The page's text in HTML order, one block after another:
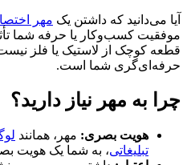
آیا می‌دانید که داشتن یک مهر
موفقیت کسب‌وکار یا حرفه شما
قطعه کوچک از لاستیک یا فلز
حرفه‌ای‌گری شما است.
چرا به مهر نیاز دارید؟
هویت بصری: مهر، همانند
تبلیغاتی، به شما یک هویت